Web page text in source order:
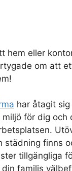
hem eller
om att
har åtagit
miljö för dig och
städning finns
tillgängliga
familjs